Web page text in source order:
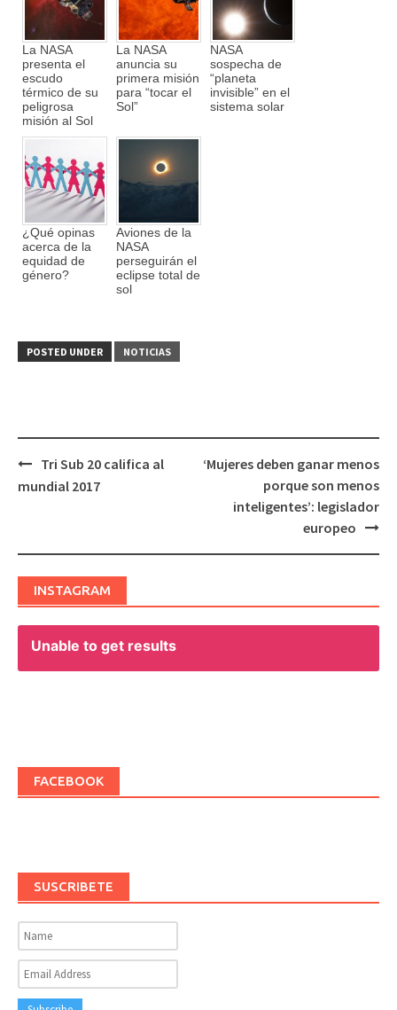
La NASA
presenta el
escudo
térmico de su
peligrosa
misión al Sol
La NASA
anuncia su
primera misión
para “tocar el
Sol”
NASA
sospecha de
“planeta
invisible” en el
sistema solar
¿Qué opinas
acerca de la
equidad de
género?
Aviones de la
NASA
perseguirán el
eclipse total de
sol
POSTED UNDER NOTICIAS
Post
Tri Sub 20 califica al
mundial 2017
‘Mujeres deben ganar menos
porque son menos
inteligentes’: legislador
europeo
INSTAGRAM
Unable to get results
FACEBOOK
SUSCRIBETE